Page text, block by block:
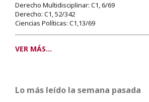
Derecho Multidisciplinar: C1, 6/69
Derecho: C1, 52/342
Ciencias Políticas: C1,13/69
VER MÁS...
Lo más leído la semana pasada